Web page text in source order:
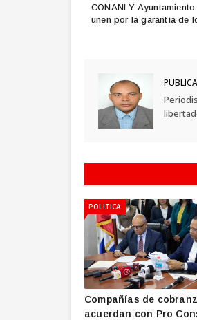
CONANI Y
unen por la garantía de
POLITICA
Compañías de
acuerdan con Pro